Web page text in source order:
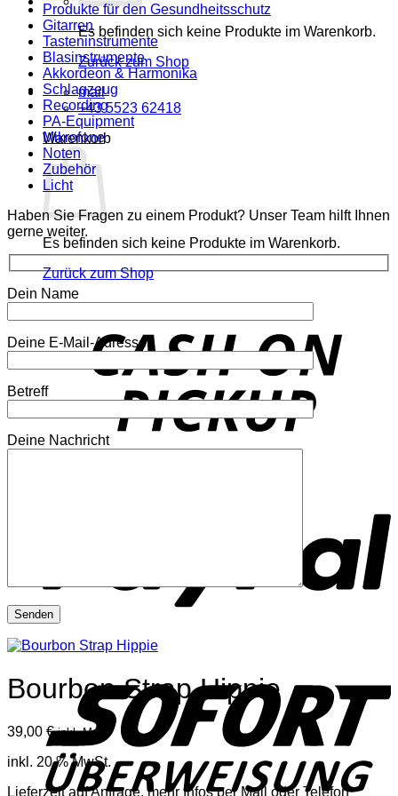
Es befinden sich keine Produkte im Warenkorb.
Zurück zum Shop
mail
+43 5523 62418
Warenkorb
Es befinden sich keine Produkte im Warenkorb.
Zurück zum Shop
Produkte für den Gesundheitsschutz
Gitarren
Tasteninstrumente
Blasinstrumente
Akkordeon & Harmonika
Schlagzeug
Recording
PA-Equipment
Mikrofone
Noten
Zubehör
Licht
Haben Sie Fragen zu einem Produkt? Unser Team hilft Ihnen
gerne weiter.
Dein Name
Deine E-Mail-Adresse
Betreff
Deine Nachricht
Bourbon Strap Hippie
39,00 € inkl. Mwst
inkl. 20 % MwSt.
Lieferzeit auf Anfrage, mehr Infos per Mail oder Telefon